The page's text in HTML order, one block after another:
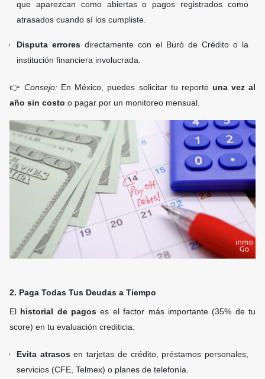
que aparezcan como abiertas o pagos registrados como
atrasados cuando sí los cumpliste.
Disputa errores directamente con el Buró de Crédito o la
institución financiera involucrada.
👉Consejo: En México, puedes solicitar tu reporte una vez al
año sin costo o pagar por un monitoreo mensual.
2. Paga Todas Tus Deudas a Tiempo
El historial de pagos es el factor más importante (35% de tu
score) en tu evaluación crediticia.
Evita atrasosen tarjetas de crédito, préstamos personales,
servicios (CFE, Telmex) o planes de telefonía.